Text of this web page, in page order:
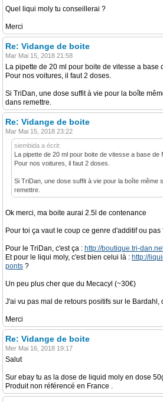
Quel liqui moly tu conseillerai ?
Merci
Re: Vidange de boite
Mar Mai 15, 2018 21:58
La pipette de 20 ml pour boite de vitesse a base
Pour nos voitures, il faut 2 doses.
Si TriDan, une dose suffit à vie pour la boîte
dans remettre.
Re: Vidange de boite
Mar Mai 15, 2018 23:22
siembida a écrit:
La pipette de 20 ml pour boite de vitesse a base de
Pour nos voitures, il faut 2 doses.
Si TriDan, une dose suffit à vie pour la boîte même
remettre.
Ok merci, ma boite aurai 2.5l de contenance
Pour toi ça vaut le coup ce genre d'additif ou pas
Pour le TriDan, c'est ça : http://boutique.tri-
Et pour le liqui moly, c'est bien celui là : http://
ponts ?
Un peu plus cher que du Mecacyl (~30€)
J'ai vu pas mal de retours positifs sur le Bardahl,
Merci
Re: Vidange de boite
Mer Mai 16, 2018 19:17
Salut
Sur ebay tu as la dose de liquid moly en dose
Produit non référencé en France .